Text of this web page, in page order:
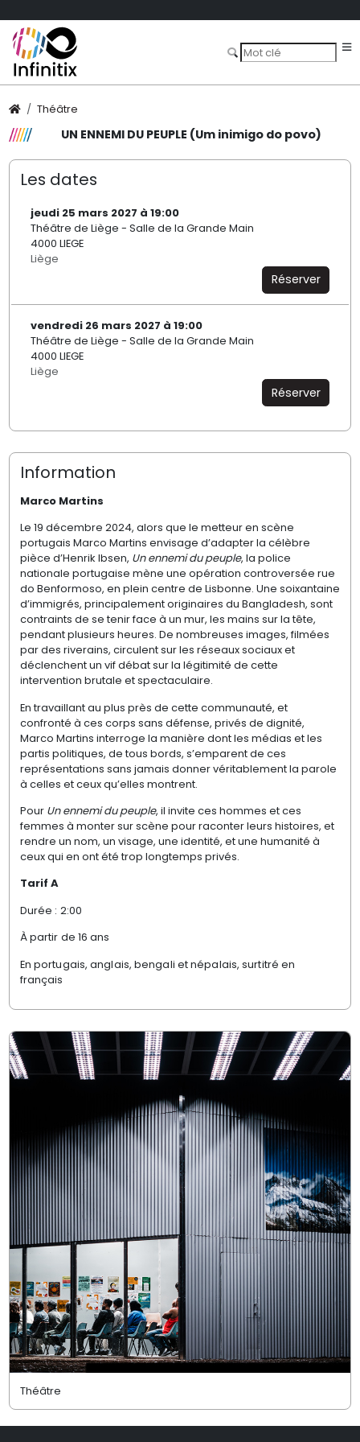
Théâtre
UN ENNEMI DU PEUPLE (Um inimigo do povo)
Les dates
jeudi 25 mars 2027 à 19:00
Théâtre de Liège - Salle de la Grande Main
4000 LIEGE
Liège
Réserver
vendredi 26 mars 2027 à 19:00
Théâtre de Liège - Salle de la Grande Main
4000 LIEGE
Liège
Réserver
Information
Marco Martins
Le 19 décembre 2024, alors que le metteur en scène
portugais Marco Martins envisage d’adapter la célèbre
pièce d’Henrik Ibsen, Un ennemi du peuple, la police
nationale portugaise mène une opération controversée rue
do Benformoso, en plein centre de Lisbonne. Une soixantaine
d’immigrés, principalement originaires du Bangladesh, sont
contraints de se tenir face à un mur, les mains sur la tête,
pendant plusieurs heures. De nombreuses images, filmées
par des riverains, circulent sur les réseaux sociaux et
déclenchent un vif débat sur la légitimité de cette
intervention brutale et spectaculaire.
En travaillant au plus près de cette communauté, et
confronté à ces corps sans défense, privés de dignité,
Marco Martins interroge la manière dont les médias et les
partis politiques, de tous bords, s’emparent de ces
représentations sans jamais donner véritablement la parole
à celles et ceux qu’elles montrent.
Pour Un ennemi du peuple, il invite ces hommes et ces
femmes à monter sur scène pour raconter leurs histoires, et
rendre un nom, un visage, une identité, et une humanité à
ceux qui en ont été trop longtemps privés.
Tarif A
Durée : 2:00
À partir de 16 ans
En portugais, anglais, bengali et népalais, surtitré en
français
Théâtre